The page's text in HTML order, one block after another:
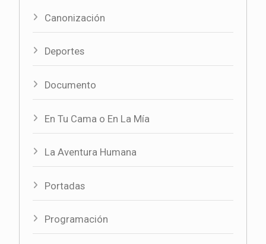
Canonización
Deportes
Documento
En Tu Cama o En La Mía
La Aventura Humana
Portadas
Programación